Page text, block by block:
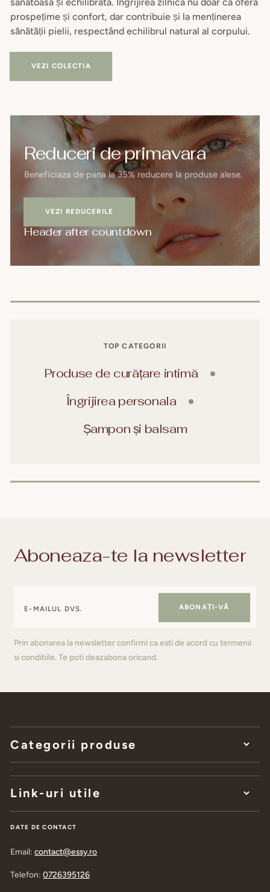
prospețime și confort, dar contribuie și la menținerea
sănătății pielii, respectând echilibrul natural al corpului.
VEZI COLECTIA
Reduceri de primavara
Beneficiaza de pana la 35% reducere la produse alese.
VEZI REDUCERILE
Header after countdown
TOP CATEGORII
Produse de curățare intimă
Îngrijirea personala
Șampon și balsam
Aboneaza-te la newsletter
ABONAȚI-VĂ
Prin abonarea la newsletter confirmi ca esti de acord cu termenii
si conditiile. Te poti deazabona oricand.
Categorii produse
Link-uri utile
DATE DE CONTACT
Email:contact@essy.ro
Telefon:0726395126